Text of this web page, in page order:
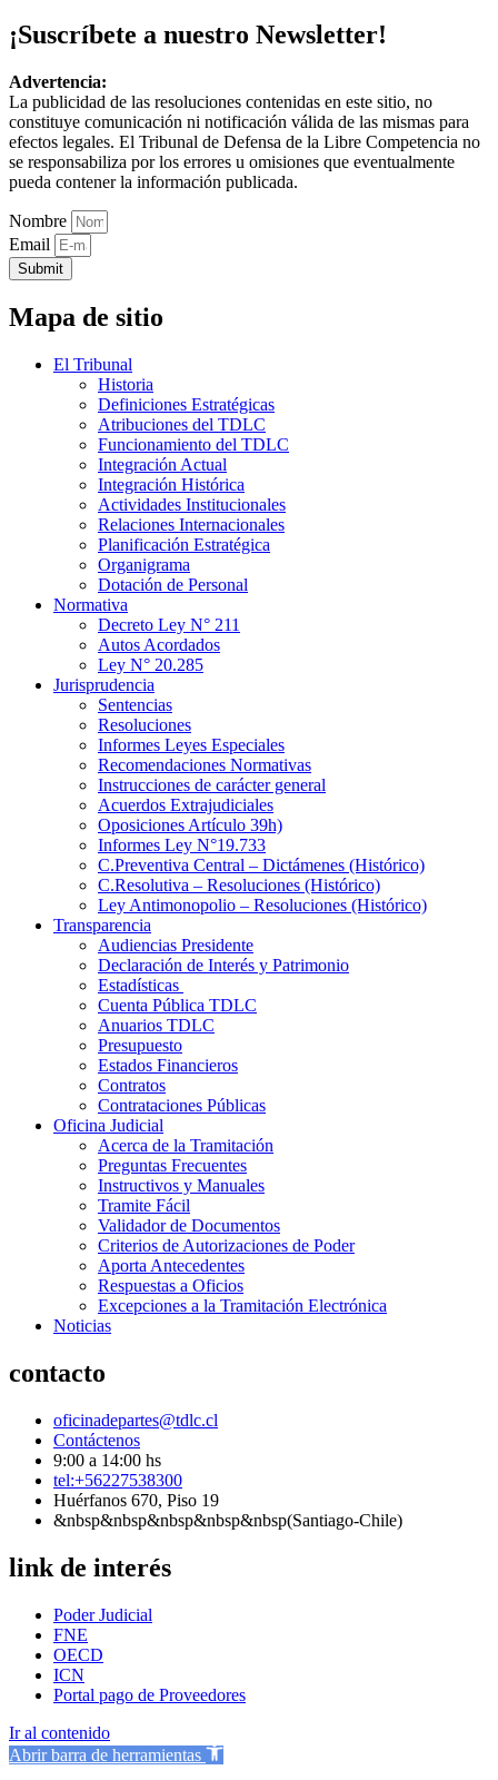
¡Suscríbete a nuestro Newsletter!
Advertencia:
La publicidad de las resoluciones contenidas en este sitio, no
constituye comunicación ni notificación válida de las mismas para
efectos legales. El Tribunal de Defensa de la Libre Competencia no
se responsabiliza por los errores u omisiones que eventualmente
pueda contener la información publicada.
Nombre
Email
Submit
Mapa de sitio
El Tribunal
Historia
Definiciones Estratégicas
Atribuciones del TDLC
Funcionamiento del TDLC
Integración Actual
Integración Histórica
Actividades Institucionales
Relaciones Internacionales
Planificación Estratégica
Organigrama
Dotación de Personal
Normativa
Decreto Ley N° 211
Autos Acordados
Ley N° 20.285
Jurisprudencia
Sentencias
Resoluciones
Informes Leyes Especiales
Recomendaciones Normativas
Instrucciones de carácter general
Acuerdos Extrajudiciales
Oposiciones Artículo 39h)
Informes Ley N°19.733
C.Preventiva Central – Dictámenes (Histórico)
C.Resolutiva – Resoluciones (Histórico)
Ley Antimonopolio – Resoluciones (Histórico)
Transparencia
Audiencias Presidente
Declaración de Interés y Patrimonio
Estadísticas
Cuenta Pública TDLC
Anuarios TDLC
Presupuesto
Estados Financieros
Contratos
Contrataciones Públicas
Oficina Judicial
Acerca de la Tramitación
Preguntas Frecuentes
Instructivos y Manuales
Tramite Fácil
Validador de Documentos
Criterios de Autorizaciones de Poder
Aporta Antecedentes
Respuestas a Oficios
Excepciones a la Tramitación Electrónica
Noticias
contacto
oficinadepartes@tdlc.cl
Contáctenos
9:00 a 14:00 hs
tel:+56227538300
Huérfanos 670, Piso 19
&nbsp&nbsp&nbsp&nbsp&nbsp(Santiago-Chile)
link de interés
Poder Judicial
FNE
OECD
ICN
Portal pago de Proveedores
Ir al contenido
Abrir barra de herramientas